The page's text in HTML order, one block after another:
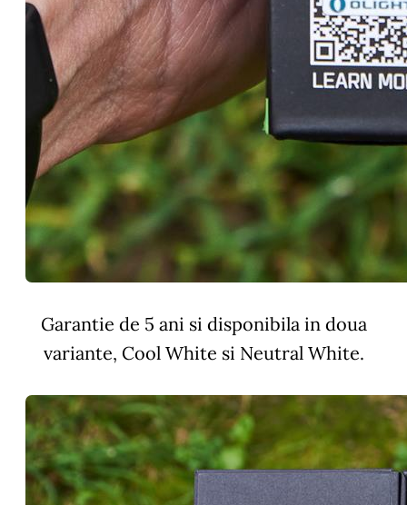
Garantie de 5 ani si disponibila in doua
variante, Cool White si Neutral White.